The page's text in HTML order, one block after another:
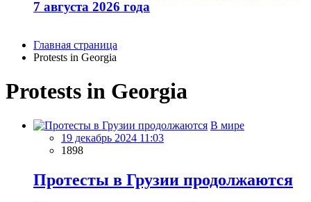
7 августа 2026 года
Главная страница
Protests in Georgia
Protests in Georgia
В мире
19 декабрь 2024 11:03
1898
Протесты в Грузии продолжаются